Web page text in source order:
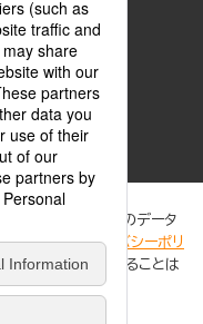
作権者からコンテンツ使用許諾を
録番号 第6091713号)です。
一覧はこちら。
ためにCookie等のデータ
詳細は、「プライバシーポリ
の個人情報を追跡することは